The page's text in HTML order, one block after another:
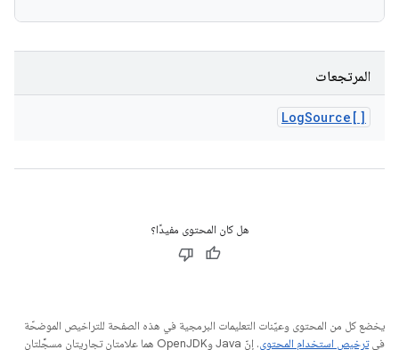
المرتجعات
LogSource[]
هل كان المحتوى مفيدًا؟
يخضع كل من المحتوى وعيّنات التعليمات البرمجية في هذه الصفحة للتراخيص الموضحّة
فيترخيص استخدام المحتوى
. إنّ Java وOpenJDK هما علامتان تجاريتان مسجَّلتان